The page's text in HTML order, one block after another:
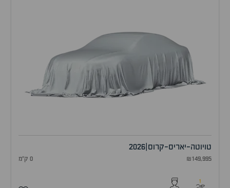
טויוטה-יאריס-קרוס 2026
₪149,995 0 ק"מ
1